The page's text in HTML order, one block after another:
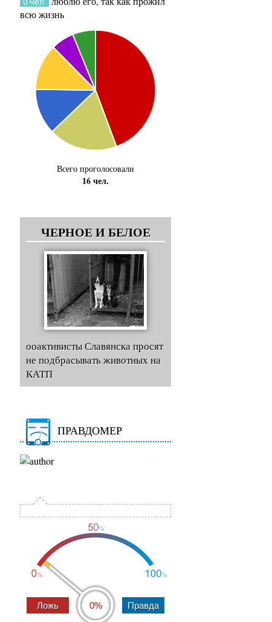
всю жизнь
Всего проголосовали
16 чел.
ЧЕРНОЕ И БЕЛОЕ
ооактивисты Славянска просят
не подбрасывать животных на
КАТП
ПРАВДОМЕР
0%